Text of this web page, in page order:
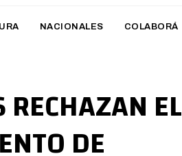
NACIONALES COLABORÁ
EL
DE